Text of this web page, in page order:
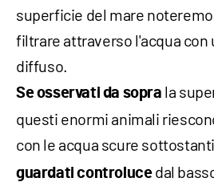
superficie del mare
filtrare attraverso l'acqua con
diffuso.
Se osservati da sopra la
questi enormi animali
con le acqua scure
guardati controlucedal